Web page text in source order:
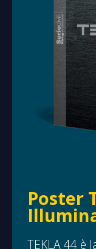
Poster
TEKLA 44 è